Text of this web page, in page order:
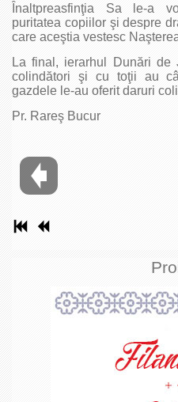
Înaltpreasfinţia Sa le-a
puritatea copiilor şi despre
care aceştia vestesc
La final, ierarhul Dunări de
colindători şi cu toţii au
gazdele le-au oferit daruri
Pr. Rareş Bucur